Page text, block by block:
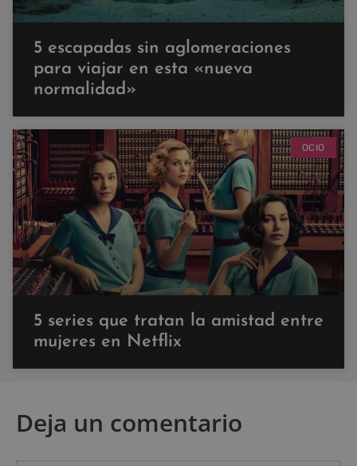
5 escapadas sin aglomeraciones
para viajar en esta «nueva
normalidad»
OCIO
5 series que tratan la amistad entre
mujeres en Netflix
Deja un comentario